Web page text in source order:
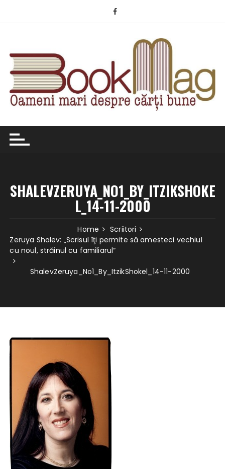
SHALEVZERUYA_NO1_BY_ITZIKSHOKE
L_14-11-2000
Home
Scriitori
Zeruya Shalev: „Scrisul îţi permite să amesteci vechiul
cu noul, străinul cu familiarul“
ShalevZeruya_No1_By_ItzikShokel_14-11-2000